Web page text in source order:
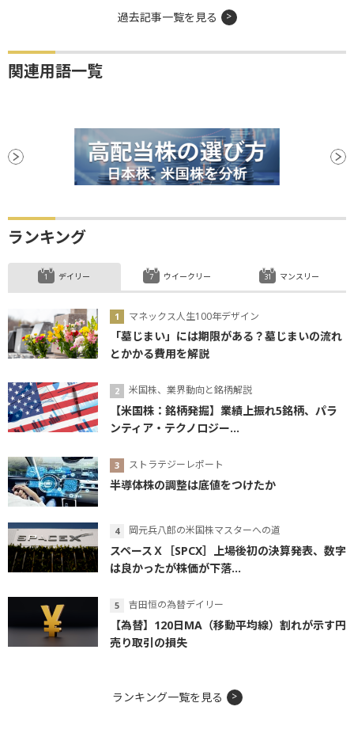
過去記事一覧を見る
関連用語一覧
ランキング
デイリー
マネックス人生100年デザイン
「墓じまい」には期限がある？墓じまいの流れ
とかかる費用を解説
米国株、業界動向と銘柄解説
【米国株：銘柄発掘】業績上振れ5銘柄、パラ
ンティア・テクノロジー...
ストラテジーレポート
半導体株の調整は底値をつけたか
岡元兵八郎の米国株マスターへの道
スペースＸ［SPCX］上場後初の決算発表、数字
は良かったが株価が下落...
吉田恒の為替デイリー
【為替】120日MA（移動平均線）割れが示す円
売り取引の損失
ウイークリー マンスリー
ランキング一覧を見る